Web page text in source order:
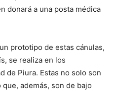
donará a una posta médica
prototipo de estas cánulas,
se realiza en los
de Piura. Estas no solo son
además, son de bajo